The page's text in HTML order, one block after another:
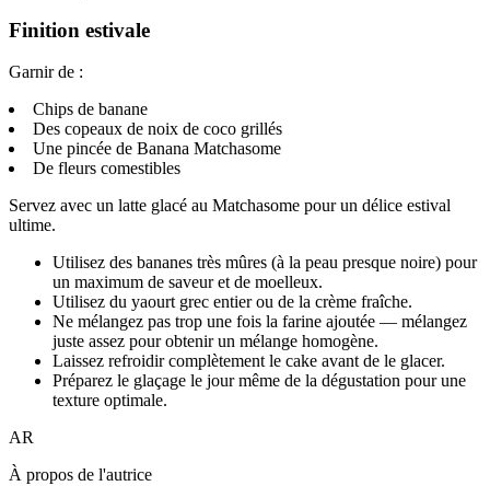
Finition estivale
Garnir de :
Chips de banane
Des copeaux de noix de coco grillés
Une pincée de Banana Matchasome
De fleurs comestibles
Servez avec un latte glacé au Matchasome pour un délice estival
ultime.
Utilisez des bananes très mûres (à la peau presque noire) pour
un maximum de saveur et de moelleux.
Utilisez du yaourt grec entier ou de la crème fraîche.
Ne mélangez pas trop une fois la farine ajoutée — mélangez
juste assez pour obtenir un mélange homogène.
Laissez refroidir complètement le cake avant de le glacer.
Préparez le glaçage le jour même de la dégustation pour une
texture optimale.
AR
À propos de l'autrice